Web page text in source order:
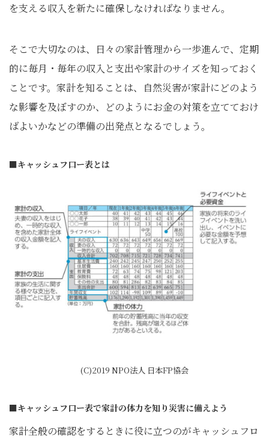
を支える収入を新たに確保しなければなりません。
そこで大切なのは、日々の家計管理から一歩進んで、定期
的に毎月・毎年の収入と支出や家計のサイズを知っておく
ことです。家計を知ることは、自然災害が家計にどのよう
な影響を及ぼすのか、どのようにお金の対策を立てておけ
ばよいかなどの準備の出発点となるでしょう。
■キャッシュフ口ー表とは
(C)2019 NPO法人 日本FP協会
■キャッシュフ口ー表で家計の体力を知り災害に備えよう
家計全般の確認をするときに役に立つのがキャッシュフロ